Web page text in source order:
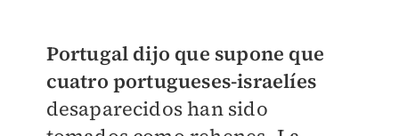
Portugal dijo que supone que
cuatro portugueses-israelíes
desaparecidos han sido